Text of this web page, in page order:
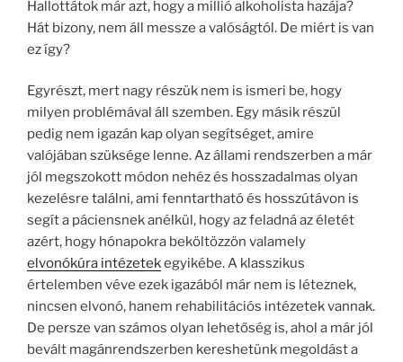
Hallottátok már azt, hogy a millió alkoholista hazája?
Hát bizony, nem áll messze a valóságtól. De miért is van
ez így?
Egyrészt, mert nagy részük nem is ismeri be, hogy
milyen problémával áll szemben. Egy másik részül
pedig nem igazán kap olyan segítséget, amire
valójában szüksége lenne. Az állami rendszerben a már
jól megszokott módon nehéz és hosszadalmas olyan
kezelésre találni, ami fenntartható és hosszútávon is
segít a páciensnek anélkül, hogy az feladná az életét
azért, hogy hónapokra beköltözzön valamely
elvonókúra intézetekegyikébe. A klasszikus
értelemben véve ezek igazából már nem is léteznek,
nincsen elvonó, hanem rehabilitációs intézetek vannak.
De persze van számos olyan lehetőség is, ahol a már jól
bevált magánrendszerben kereshetünk megoldást a